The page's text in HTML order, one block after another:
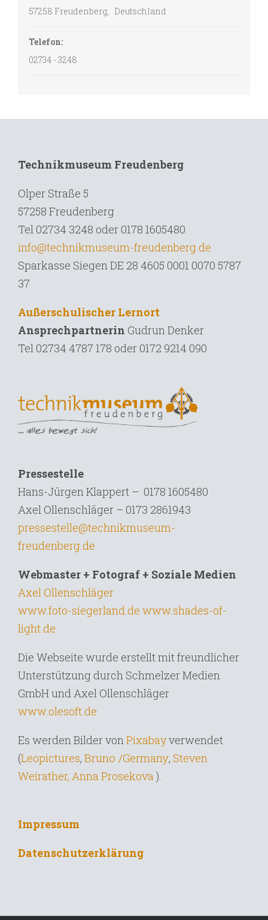
57258 Freudenberg, Deutschland
Telefon:
02734 - 3248
Technikmuseum Freudenberg
Olper Straße 5
57258 Freudenberg
Tel 02734 3248 oder 0178 1605480
info@technikmuseum-freudenberg.de
Sparkasse Siegen DE 28 4605 0001 0070 5787
37
Außerschulischer Lernort
Ansprechpartnerin Gudrun Denker
Tel 02734 4787 178 oder 0172 9214 090
Pressestelle
Hans-Jürgen Klappert – 0178 1605480
Axel Ollenschläger – 0173 2861943
pressestelle@technikmuseum-
freudenberg.de
Webmaster + Fotograf + Soziale Medien
Axel Ollenschläger
www.foto-siegerland.de www.shades-of-
light.de
Die Webseite wurde erstellt mit freundlicher
Unterstützung durch Schmelzer Medien
GmbH und Axel Ollenschläger
www.olesoft.de
Es werden Bilder vonPixabayverwendet
(Leopictures, Bruno /Germany, Steven
Weirather, Anna Prosekova).
Impressum
Datenschutzerklärung